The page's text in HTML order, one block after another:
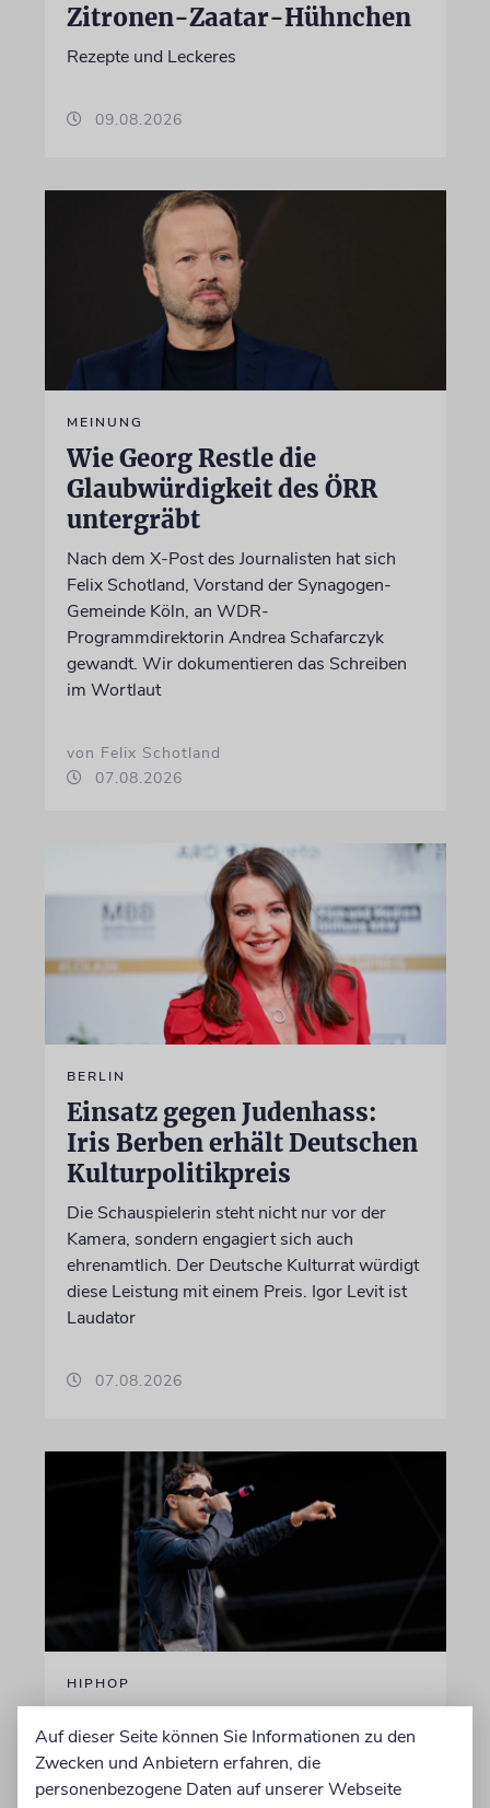
Zitronen-Zaatar-Hühnchen
Rezepte und Leckeres
09.08.2026
MEINUNG
Wie Georg Restle die
Glaubwürdigkeit des ÖRR
untergräbt
Nach dem X-Post des Journalisten hat sich
Felix Schotland, Vorstand der Synagogen-
Gemeinde Köln, an WDR-
Programmdirektorin Andrea Schafarczyk
gewandt. Wir dokumentieren das Schreiben
im Wortlaut
von Felix Schotland
07.08.2026
BERLIN
Einsatz gegen Judenhass:
Iris Berben erhält Deutschen
Kulturpolitikpreis
Die Schauspielerin steht nicht nur vor der
Kamera, sondern engagiert sich auch
ehrenamtlich. Der Deutsche Kulturrat würdigt
diese Leistung mit einem Preis. Igor Levit ist
Laudator
07.08.2026
HIPHOP
Palestine« als
Verkaufsschlager
Auf dieser Seite können Sie Informationen zu den
Zwecken und Anbietern erfahren, die
personenbezogene Daten auf unserer Webseite